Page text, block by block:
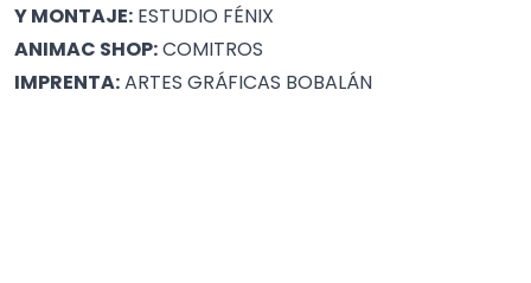
Y MONTAJE: ESTUDIO FÉNIX
ANIMAC SHOP:COMITROS
IMPRENTA:ARTES GRÁFICAS BOBALÁN